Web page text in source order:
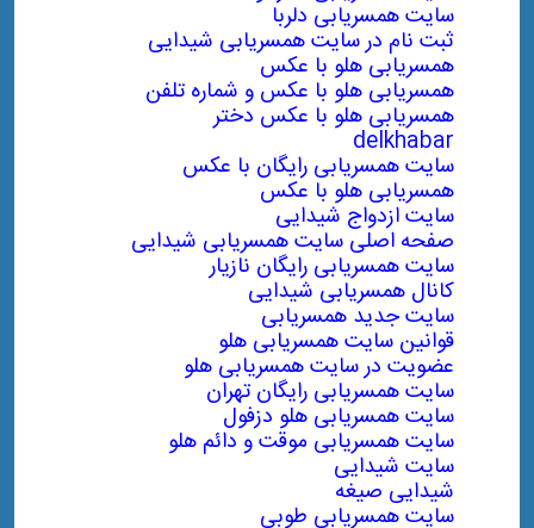
سایت همسریابی دلربا
ثبت نام در سایت همسریابی شیدایی
همسریابی هلو با عکس
همسریابی هلو با عکس و شماره تلفن
همسریابی هلو با عکس دختر
delkhabar
سایت همسریابی رایگان با عکس
همسریابی هلو با عکس
سایت ازدواج شیدایی
صفحه اصلی سایت همسریابی شیدایی
سایت همسریابی رایگان نازیار
کانال همسریابی شیدایی
سایت جدید همسریابی
قوانین سایت همسریابی هلو
عضویت در سایت همسریابی هلو
سایت همسریابی رایگان تهران
سایت همسریابی هلو دزفول
سایت همسریابی موقت و دائم هلو
سایت شیدایی
شیدایی صیغه
سایت همسریابی طوبی